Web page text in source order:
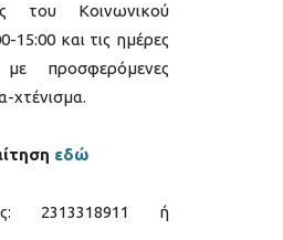
του Κοινωνικού
15:00 και τις ημέρες
προσφερόμενες
χτένισμα.
εδώ
2313318911 ή